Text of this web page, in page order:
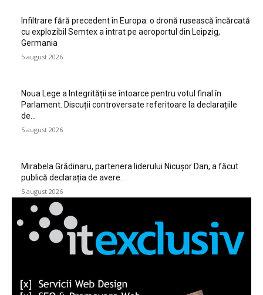
Infiltrare fără precedent în Europa: o dronă rusească încărcată
cu explozibil Semtex a intrat pe aeroportul din Leipzig,
Germania
5 august 2026
Noua Lege a Integrității se întoarce pentru votul final în
Parlament. Discuții controversate referitoare la declarațiile
de…
5 august 2026
Mirabela Grădinaru, partenera liderului Nicușor Dan, a făcut
publică declarația de avere.
5 august 2026